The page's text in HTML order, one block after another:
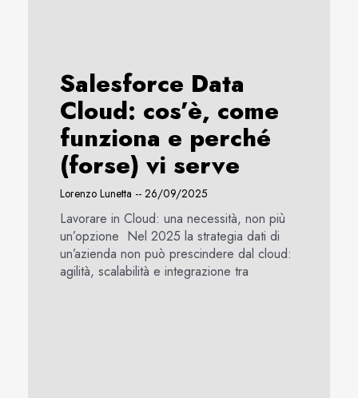
Salesforce Data
Cloud: cos’è, come
funziona e perché
(forse) vi serve
Lorenzo Lunetta 26/09/2025
Lavorare in Cloud: una necessità, non più
un’opzione Nel 2025 la strategia dati di
un’azienda non può prescindere dal cloud:
agilità, scalabilità e integrazione tra